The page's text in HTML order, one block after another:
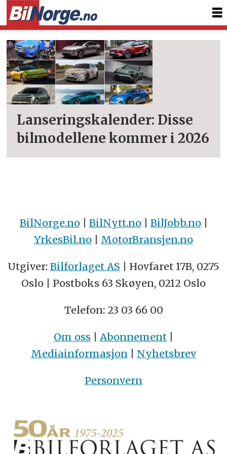
Tag:
2026
Lanseringskalender: Disse
bilmodellene kommer i 2026
BilNorge.no| BilNytt.no| BilJobb.no|
YrkesBil.no | MotorBransjen.no
Utgiver: Bilforlaget AS | Hovfaret 17B, 0275
Oslo | Postboks 63 Skøyen, 0212 Oslo
Telefon: 23 03 66 00
Om oss | Abonnement |
Mediainformasjon | Nyhetsbrev
Personvern